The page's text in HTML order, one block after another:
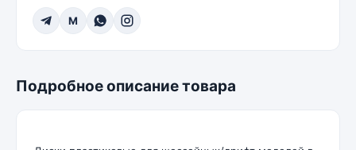
M
Подробное описание товара